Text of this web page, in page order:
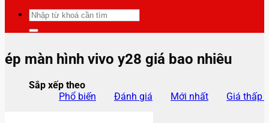
Tìm
kiếm:
ép màn hình vivo y28 giá bao nhiêu
Sắp xếp theo
Phổ biến
Đánh giá Mới nhất Giá thấp